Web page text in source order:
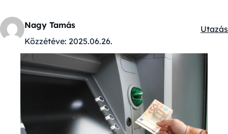
Nagy Tamás
Közzétéve: 2025.06.26.
Utazás